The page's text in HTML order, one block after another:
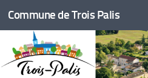
Skip to content
Commune de Trois Palis